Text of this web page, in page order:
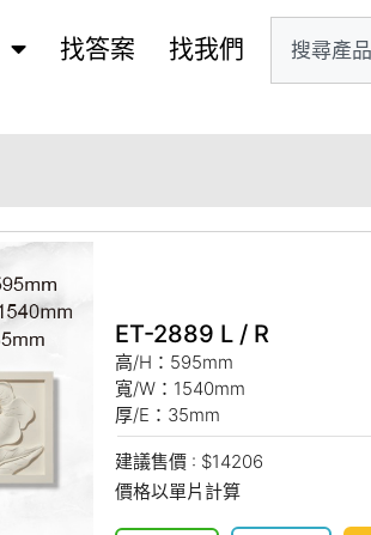
找答案 找我們
ET-2889 L / R
高/H：595mm
寬/W：1540mm
厚/E：35mm
建議售價 : $14206
價格以單片計算